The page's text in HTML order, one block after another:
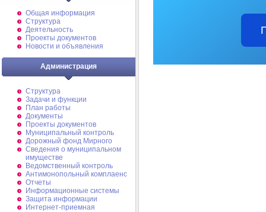
Общая информация
Структура
Деятельность
Проекты документов
Новости и объявления
Администрация
Структура
Задачи и функции
План работы
Документы
Проекты документов
Муниципальный контроль
Дорожный фонд Мирного
Cведения о муниципальном
имуществе
Ведомственный контроль
Антимонопольный комплаенс
Отчеты
Информационные системы
Защита информации
Интернет-приемная